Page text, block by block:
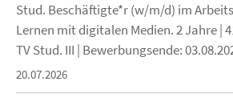
Stud. Beschäftigte*r (w/m/d) im
Lernen mit digitalen Medien. 2 Jahre |
TV Stud. III | Bewerbungsende:
20.07.2026